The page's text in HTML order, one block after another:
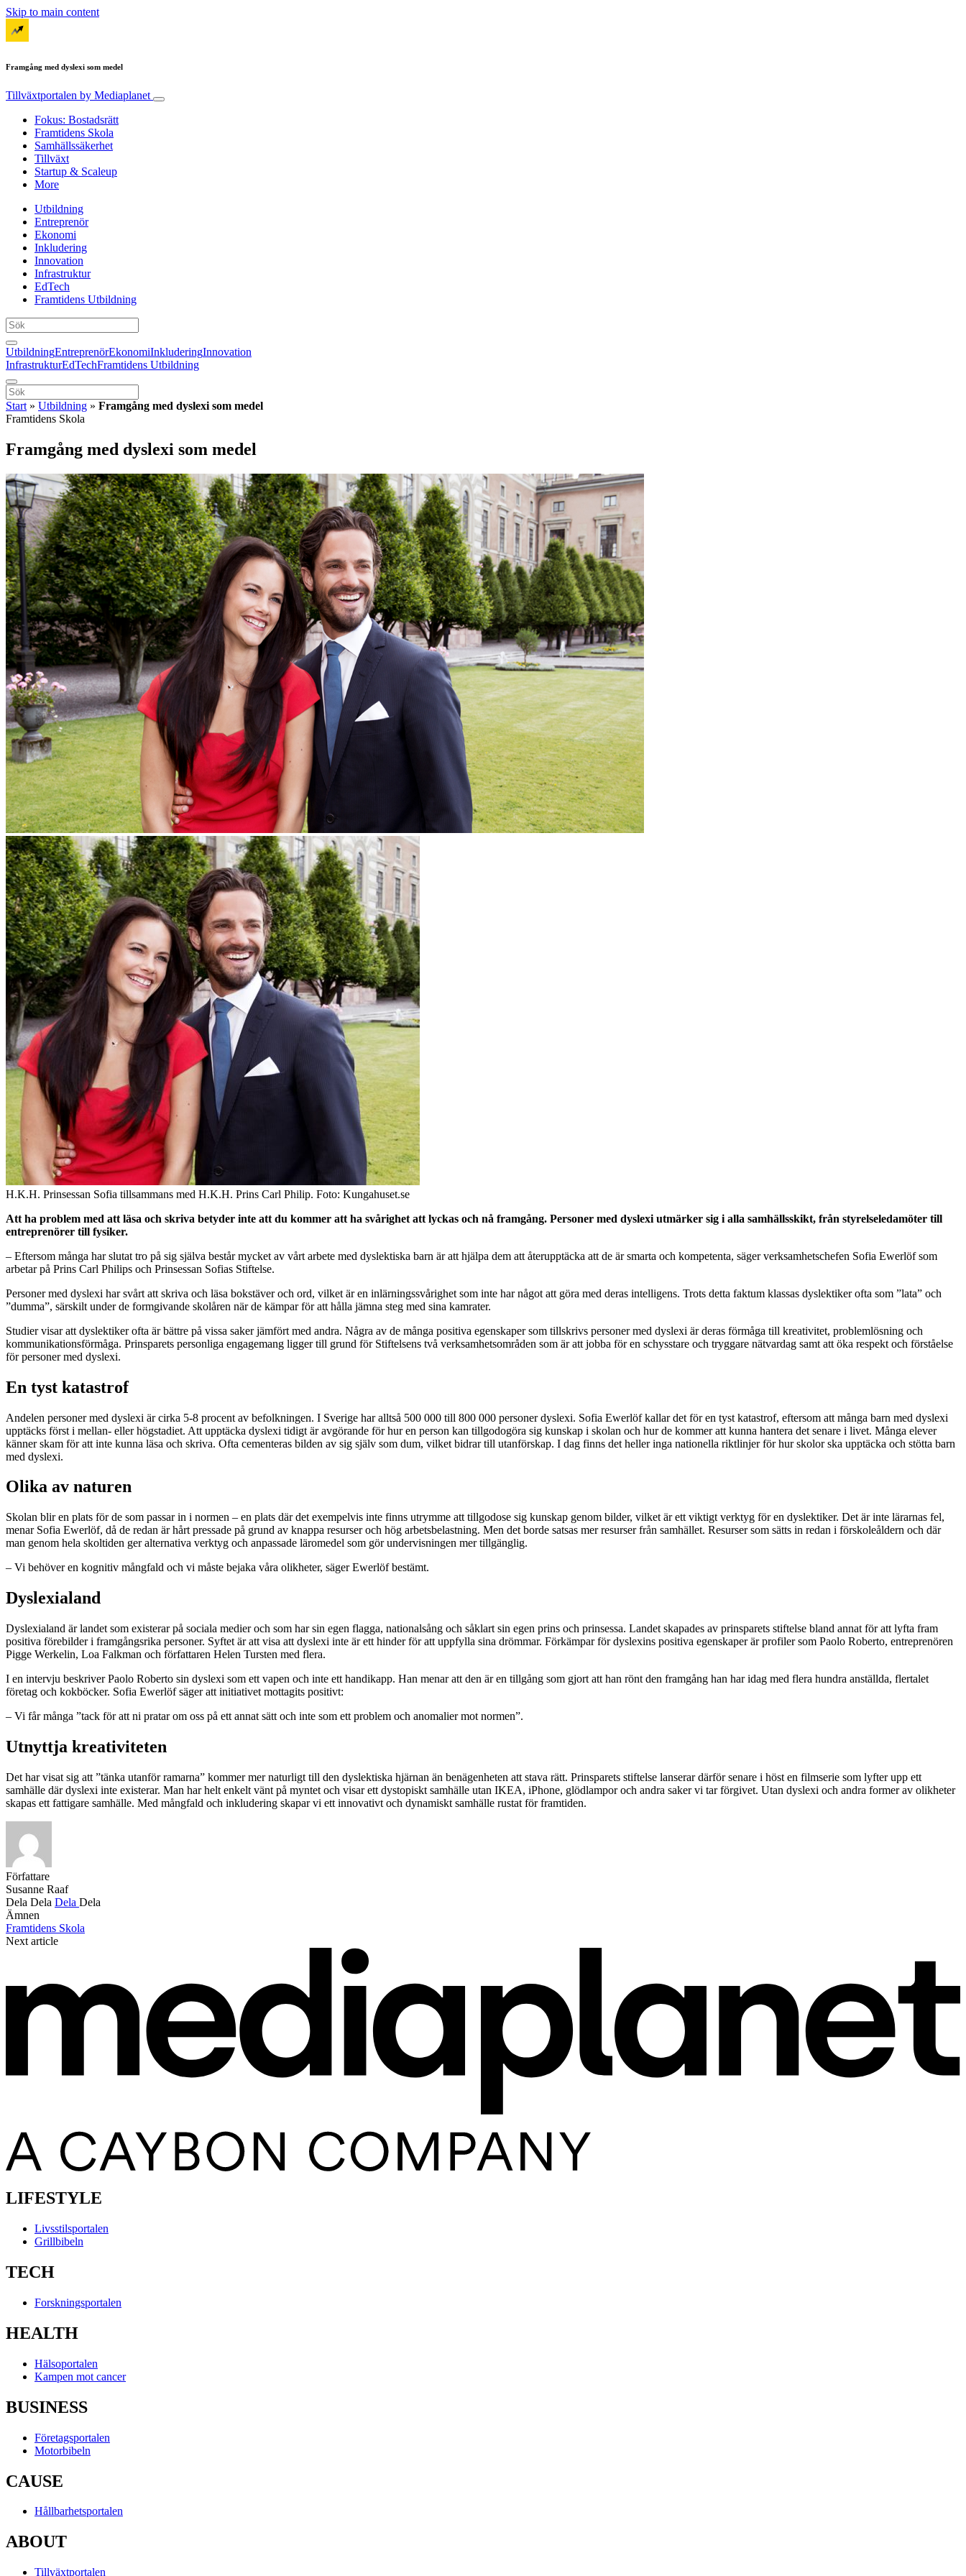
Skip to main content
Framgång med dyslexi som medel
Tillväxtportalen by Mediaplanet
Fokus: Bostadsrätt
Framtidens Skola
Samhällssäkerhet
Tillväxt
Startup & Scaleup
More
Utbildning
Entreprenör
Ekonomi
Inkludering
Innovation
Infrastruktur
EdTech
Framtidens Utbildning
UtbildningEntreprenörEkonomiInkluderingInnovation
InfrastrukturEdTechFramtidens Utbildning
Start » Utbildning » Framgång med dyslexi som medel
Framtidens Skola
Framgång med dyslexi som medel
H.K.H. Prinsessan Sofia tillsammans med H.K.H. Prins Carl Philip. Foto: Kungahuset.se
Att ha problem med att läsa och skriva betyder inte att du kommer att ha svårighet att lyckas och nå framgång. Personer med dyslexi utmärker sig i alla samhällsskikt, från styrelseledamöter till
entreprenörer till fysiker.
– Eftersom många har slutat tro på sig själva består mycket av vårt arbete med dyslektiska barn är att hjälpa dem att återupptäcka att de är smarta och kompetenta, säger verksamhetschefen Sofia Ewerlöf som
arbetar på Prins Carl Philips och Prinsessan Sofias Stiftelse.
Personer med dyslexi har svårt att skriva och läsa bokstäver och ord, vilket är en inlärningssvårighet som inte har något att göra med deras intelligens. Trots detta faktum klassas dyslektiker ofta som ”lata” och
”dumma”, särskilt under de formgivande skolåren när de kämpar för att hålla jämna steg med sina kamrater.
Studier visar att dyslektiker ofta är bättre på vissa saker jämfört med andra. Några av de många positiva egenskaper som tillskrivs personer med dyslexi är deras förmåga till kreativitet, problemlösning och
kommunikationsförmåga. Prinsparets personliga engagemang ligger till grund för Stiftelsens två verksamhetsområden som är att jobba för en schysstare och tryggare nätvardag samt att öka respekt och förståelse
för personer med dyslexi.
En tyst katastrof
Andelen personer med dyslexi är cirka 5-8 procent av befolkningen. I Sverige har alltså 500 000 till 800 000 personer dyslexi. Sofia Ewerlöf kallar det för en tyst katastrof, eftersom att många barn med dyslexi
upptäcks först i mellan- eller högstadiet. Att upptäcka dyslexi tidigt är avgörande för hur en person kan tillgodogöra sig kunskap i skolan och hur de kommer att kunna hantera det senare i livet. Många elever
känner skam för att inte kunna läsa och skriva. Ofta cementeras bilden av sig själv som dum, vilket bidrar till utanförskap. I dag finns det heller inga nationella riktlinjer för hur skolor ska upptäcka och stötta barn
med dyslexi.
Olika av naturen
Skolan blir en plats för de som passar in i normen – en plats där det exempelvis inte finns utrymme att tillgodose sig kunskap genom bilder, vilket är ett viktigt verktyg för en dyslektiker. Det är inte lärarnas fel,
menar Sofia Ewerlöf, då de redan är hårt pressade på grund av knappa resurser och hög arbetsbelastning. Men det borde satsas mer resurser från samhället. Resurser som sätts in redan i förskoleåldern och där
man genom hela skoltiden ger alternativa verktyg och anpassade läromedel som gör undervisningen mer tillgänglig.
– Vi behöver en kognitiv mångfald och vi måste bejaka våra olikheter, säger Ewerlöf bestämt.
Dyslexialand
Dyslexialand är landet som existerar på sociala medier och som har sin egen flagga, nationalsång och såklart sin egen prins och prinsessa. Landet skapades av prinsparets stiftelse bland annat för att lyfta fram
positiva förebilder i framgångsrika personer. Syftet är att visa att dyslexi inte är ett hinder för att uppfylla sina drömmar. Förkämpar för dyslexins positiva egenskaper är profiler som Paolo Roberto, entreprenören
Pigge Werkelin, Loa Falkman och författaren Helen Tursten med flera.
I en intervju beskriver Paolo Roberto sin dyslexi som ett vapen och inte ett handikapp. Han menar att den är en tillgång som gjort att han rönt den framgång han har idag med flera hundra anställda, flertalet
företag och kokböcker. Sofia Ewerlöf säger att initiativet mottagits positivt:
– Vi får många ”tack för att ni pratar om oss på ett annat sätt och inte som ett problem och anomalier mot normen”.
Utnyttja kreativiteten
Det har visat sig att ”tänka utanför ramarna” kommer mer naturligt till den dyslektiska hjärnan än benägenheten att stava rätt. Prinsparets stiftelse lanserar därför senare i höst en filmserie som lyfter upp ett
samhälle där dyslexi inte existerar. Man har helt enkelt vänt på myntet och visar ett dystopiskt samhälle utan IKEA, iPhone, glödlampor och andra saker vi tar förgivet. Utan dyslexi och andra former av olikheter
skapas ett fattigare samhälle. Med mångfald och inkludering skapar vi ett innovativt och dynamiskt samhälle rustat för framtiden.
Författare
Susanne Raaf
Dela Dela Dela Dela
Ämnen
Framtidens Skola
Next article
LIFESTYLE
Livsstilsportalen
Grillbibeln
TECH
Forskningsportalen
HEALTH
Hälsoportalen
Kampen mot cancer
BUSINESS
Företagsportalen
Motorbibeln
CAUSE
Hållbarhetsportalen
ABOUT
Tillväxtportalen